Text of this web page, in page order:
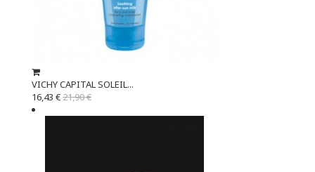
VICHY CAPITAL SOLEIL...
16,43 €21,90 €